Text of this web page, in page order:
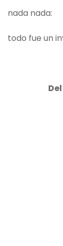
nada nada:
todo fue un